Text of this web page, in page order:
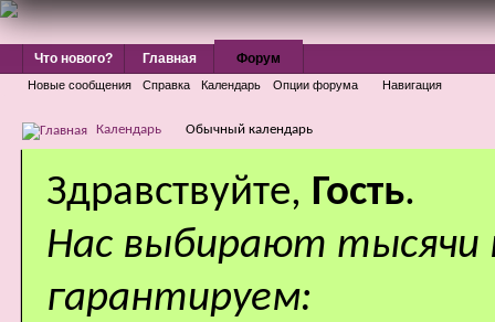
Что нового? Главная Форум
Новые сообщения Справка Календарь Опции форума Навигация
Календарь Обычный календарь
Здравствуйте, Гость.
Нас выбирают
гарантируем: